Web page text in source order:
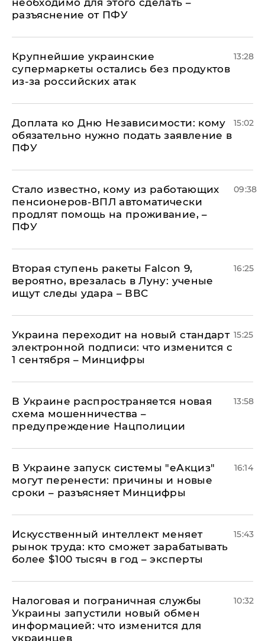
необходимо для этого сделать –
разъяснение от ПФУ
Крупнейшие украинские
супермаркеты остались без продуктов
из-за российских атак
13:28
Доплата ко Дню Независимости: кому
обязательно нужно подать заявление в
ПФУ
15:02
Стало известно, кому из работающих
пенсионеров-ВПЛ автоматически
продлят помощь на проживание, –
ПФУ
09:38
Вторая ступень ракеты Falcon 9,
вероятно, врезалась в Луну: ученые
ищут следы удара – ВВС
16:25
Украина переходит на новый стандарт
электронной подписи: что изменится с
1 сентября – Минцифры
15:25
В Украине распространяется новая
схема мошенничества –
предупреждение Нацполиции
13:58
В Украине запуск системы "еАкциз"
могут перенести: причины и новые
сроки – разъясняет Минцифры
16:14
Искусственный интеллект меняет
рынок труда: кто сможет зарабатывать
более $100 тысяч в год – эксперты
15:43
Налоговая и пограничная службы
Украины запустили новый обмен
информацией: что изменится для
украинцев
10:32